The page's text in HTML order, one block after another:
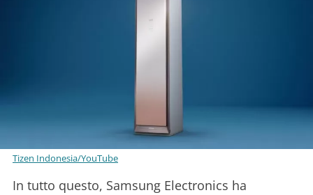
Tizen Indonesia/YouTube
In tutto questo, Samsung Electronics ha